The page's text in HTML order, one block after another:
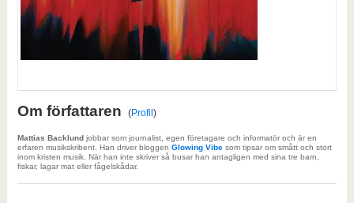
Om författaren (Profil )
Mattias Backlundjobbar som journalist, egen företagare och informatör och är en
erfaren musikskribent. Han driver bloggen Glowing Vibesom tipsar om smått och stort
inom kristen musik. När han inte skriver så busar han antagligen med sina tre barn,
fiskar, lagar mat eller fågelskådar.